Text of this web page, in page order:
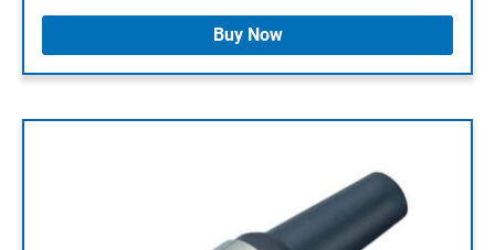
Buy Now